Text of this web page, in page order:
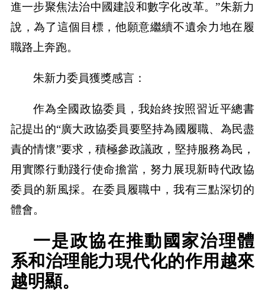
進一步聚焦法治中國建設和數字化改革。”朱新力
說，為了這個目標，他願意繼續不遺余力地在履
職路上奔跑。
朱新力委員獲獎感言：
作為全國政協委員，我始終按照習近平總書
記提出的“廣大政協委員要堅持為國履職、為民盡
責的情懷”要求，積極參政議政，堅持服務為民，
用實際行動踐行使命擔當，努力展現新時代政協
委員的新風採。在委員履職中，我有三點深切的
體會。
一是政協在推動國家治理體
系和治理能力現代化的作用越來
越明顯。